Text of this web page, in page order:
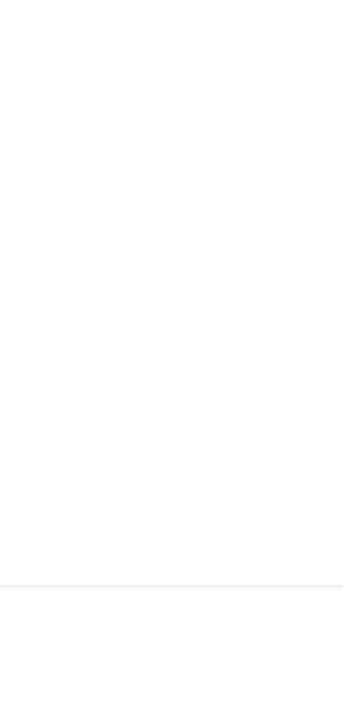
つ成長していきたいです。